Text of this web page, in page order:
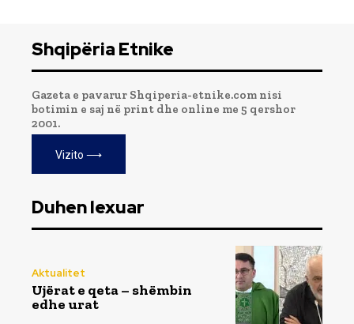
Shqipëria Etnike
Gazeta e pavarur Shqiperia-etnike.com nisi
botimin e saj në print dhe online me 5 qershor
2001.
Vizito ⟶
Duhen lexuar
Aktualitet
Ujërat e qeta – shëmbin
edhe urat